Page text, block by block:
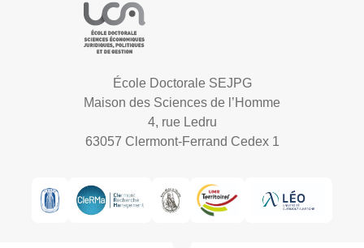
École Doctorale SEJPG
Maison des Sciences de l’Homme
4, rue Ledru
63057 Clermont-Ferrand Cedex 1